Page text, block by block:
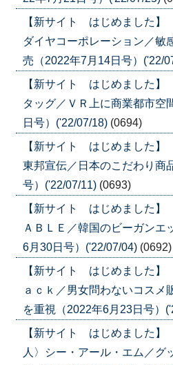
【新サイト はじめました】
ダイヤコーポレーション／敏
売（2022年7月14日号）('22/
【新サイト はじめました
タッグ／ＶＲ上に商業都市空
日号）('22/07/18) (0694)
【新サイト はじめました】
東邦宣伝／日本のこだわり商
号）('22/07/11) (0693)
【新サイト はじめました】
ＡＢＬＥ／韓国のビーガンエ
6月30日号）('22/07/04) (0692)
【新サイト はじめました】
ａｃｋ／男女問わないコスメ
を重視（2022年6月23日号）
【新サイト はじめました
人〉シー・アール・エム／グ